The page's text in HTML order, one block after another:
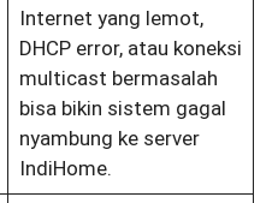
Internet yang lemot,
DHCP error, atau koneksi
multicast bermasalah
bisa bikin sistem gagal
nyambung ke server
IndiHome.